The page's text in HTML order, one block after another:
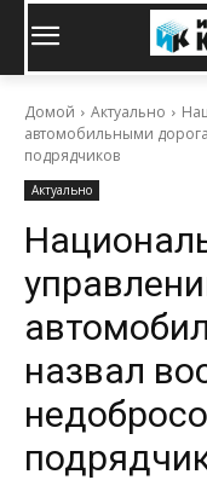
Домой Актуально
автомобильными
подрядчиков
Актуально
назвал